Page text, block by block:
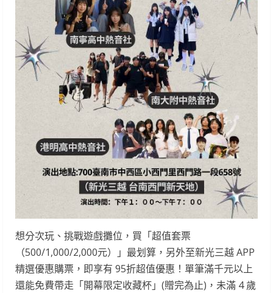
想分次玩、挑戰遊戲攤位，買「超值套票
（500/1,000/2,000元）」最划算，另外至新光三越 APP
精選優惠購票，即享有 95折超值優惠！單筆滿千元以上
還能免費帶走「開幕限定收藏杯」(贈完為止)，未滿 4 歲